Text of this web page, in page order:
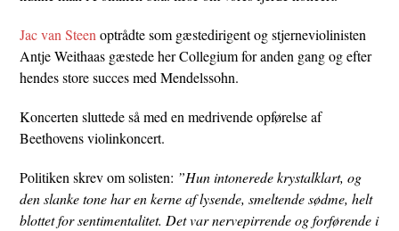
Jac van Steenoptrådte som gæstedirigent og stjerneviolinisten
Antje Weithaas gæstede her Collegium for anden gang og efter
hendes store succes med Mendelssohn.
Koncerten sluttede så med en medrivende opførelse af
Beethovens violinkoncert.
Politiken skrev om solisten: ”Hun intonerede krystalklart, og
den slanke tone har en kerne af lysende, smeltende sødme, helt
blottet for sentimentalitet. Det var nervepirrende og forførende i